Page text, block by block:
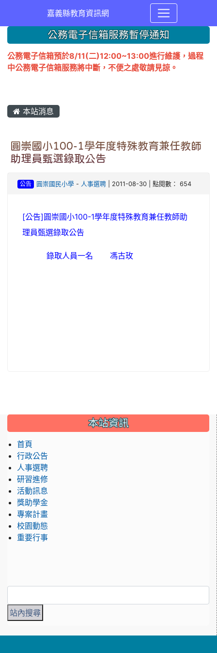
嘉義縣教育資訊網
公務電子信箱服務暫停通知
公務電子信箱預於8/11(二)12:00~13:00進行維護，過程
中公務電子信箱服務將中斷，不便之處敬請見諒。
本站消息
圓崇國小100-1學年度特殊教育兼任教師
助理員甄選錄取公告
公告 圓崇國民小學- 人事選聘| 2011-08-30 | 點閱數： 654
[公告]圓崇國小100-1學年度特殊教育兼任教師助
理員甄選錄取公告
錄取人員一名 馮古玫
本站資訊
首頁
行政公告
人事選聘
研習進修
活動訊息
獎助學金
專案計畫
校園動態
重要行事